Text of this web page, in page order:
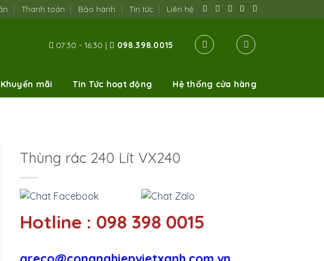
Thanh toán Bảo hành Tin tức Liên hệ
07:30 - 16:30 | 098.398.0015
Khuyến mãi Tin Tức hoạt động Hệ thống cửa hàng
Thùng rác 240 Lít VX240
Hotline : 098 398 0015